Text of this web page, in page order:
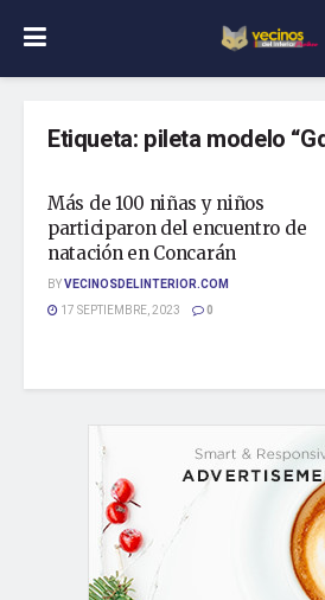
Etiqueta: pileta modelo
Más de 100 niñas y niños
participaron del encuentro de
natación en Concarán
BYVECINOSDELINTERIOR.COM
17 SEPTIEMBRE, 2023
0